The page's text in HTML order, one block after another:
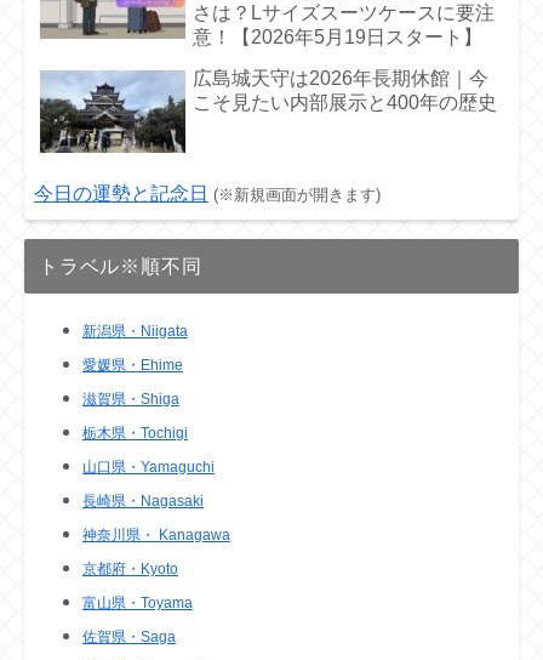
さは？Lサイズスーツケースに要注
意！【2026年5月19日スタート】
広島城天守は2026年長期休館｜今
こそ見たい内部展示と400年の歴史
今日の運勢と記念日 (※新規画面が開きます)
トラベル※順不同
新潟県・Niigata
愛媛県・Ehime
滋賀県・Shiga
栃木県・Tochigi
山口県・Yamaguchi
長崎県・Nagasaki
神奈川県・ Kanagawa
京都府・Kyoto
富山県・Toyama
佐賀県・Saga